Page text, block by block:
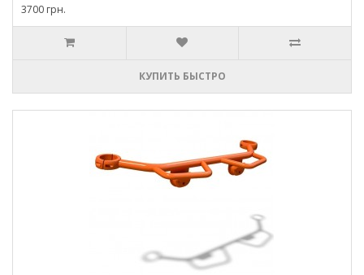
3700 грн.
КУПИТЬ БЫСТРО